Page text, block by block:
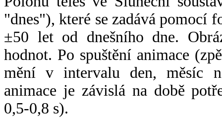
"dnes"), které se zadává pomocí
±50 let od dnešního dne.
hodnot. Po spuštění animace
mění v intervalu den, měsíc
animace je závislá na době
0,5-0,8 s).